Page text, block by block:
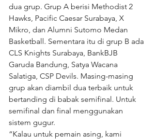
dua grup. Grup A berisi Methodist 2
Hawks, Pacific Caesar Surabaya, X
Mikro, dan Alumni Sutomo Medan
Basketball. Sementara itu di grup B ada
CLS Knights Surabaya, BankBJB
Garuda Bandung, Satya Wacana
Salatiga, CSP Devils. Masing-masing
grup akan diambil dua terbaik untuk
bertanding di babak semifinal. Untuk
semifinal dan final menggunakan
sistem gugur.
“Kalau untuk pemain asing, kami